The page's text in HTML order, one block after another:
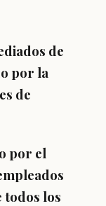
de
por la
de
por el
los